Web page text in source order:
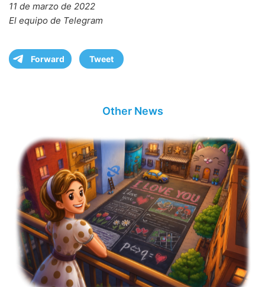
11 de marzo de 2022
El equipo de Telegram
Forward Tweet
Other News